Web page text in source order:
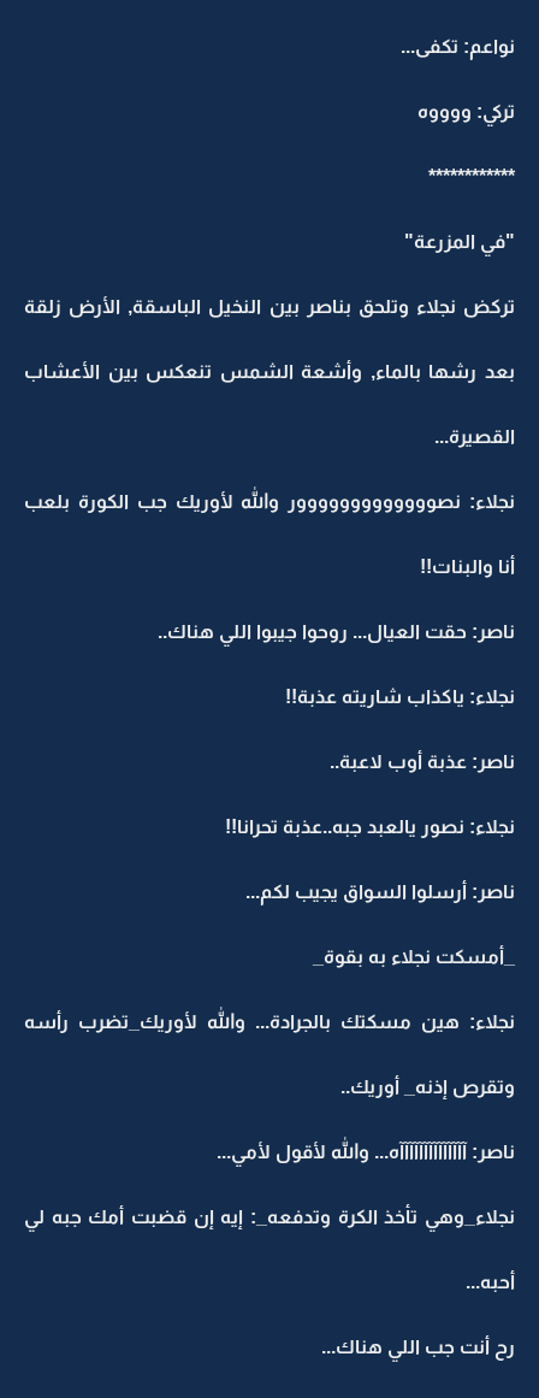
نواعم: تكفى...
تركي: ووووه
************
"في المزرعة"
تركض نجلاء وتلحق بناصر بين النخيل الباسقة, الأرض زلقة
بعد رشها بالماء, وأشعة الشمس تنعكس بين الأعشاب
القصيرة...
نجلاء: نصووووووووووووور والله لأوريك جب الكورة بلعب
أنا والبنات!!
ناصر: حقت العيال... روحوا جيبوا اللي هناك..
نجلاء: ياكذاب شاريته عذبة!!
ناصر: عذبة أوب لاعبة..
نجلاء: نصور يالعبد جبه..عذبة تحرانا!!
ناصر: أرسلوا السواق يجيب لكم...
_أمسكت نجلاء به بقوة_
نجلاء: هين مسكتك بالجرادة... والله لأوريك_تضرب رأسه
وتقرص إذنه_ أوريك..
ناصر: آآآآآآآآآآآآآآه... والله لأقول لأمي...
نجلاء_وهي تأخذ الكرة وتدفعه_: إيه إن قضبت أمك جبه لي
أحبه...
رح أنت جب اللي هناك...